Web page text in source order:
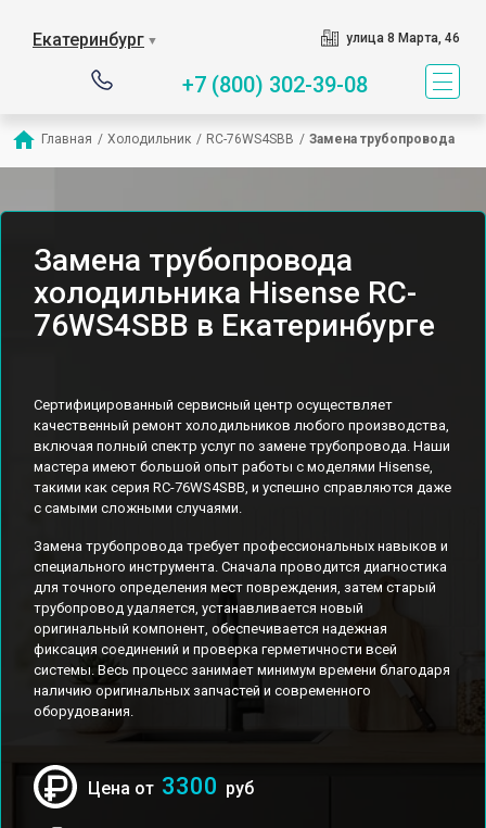
Екатеринбург ▼ улица 8 Марта, 46
+7 (800) 302-39-08
Главная / Холодильник / RC-76WS4SBB / Замена трубопровода
Замена трубопровода
холодильника Hisense RC-
76WS4SBB в Екатеринбурге
Сертифицированный сервисный центр осуществляет
качественный ремонт холодильников любого производства,
включая полный спектр услуг по замене трубопровода. Наши
мастера имеют большой опыт работы с моделями Hisense,
такими как серия RC-76WS4SBB, и успешно справляются даже
с самыми сложными случаями.
Замена трубопровода требует профессиональных навыков и
специального инструмента. Сначала проводится диагностика
для точного определения мест повреждения, затем старый
трубопровод удаляется, устанавливается новый
оригинальный компонент, обеспечивается надежная
фиксация соединений и проверка герметичности всей
системы. Весь процесс занимает минимум времени благодаря
наличию оригинальных запчастей и современного
оборудования.
Цена от 3300 руб